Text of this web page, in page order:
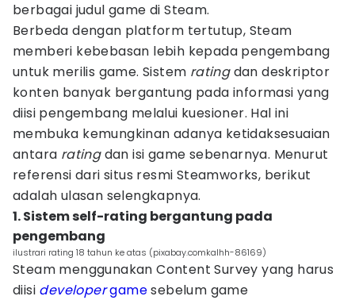
berbagai judul game di Steam.
Berbeda dengan platform tertutup, Steam
memberi kebebasan lebih kepada pengembang
untuk merilis game. Sistem ratingdan deskriptor
konten banyak bergantung pada informasi yang
diisi pengembang melalui kuesioner. Hal ini
membuka kemungkinan adanya ketidaksesuaian
antara ratingdan isi game sebenarnya. Menurut
referensi dari situs resmi Steamworks, berikut
adalah ulasan selengkapnya.
1. Sistem self-rating bergantung pada
pengembang
ilustrari rating 18 tahun ke atas (pixabay.comkalhh-86169)
Steam menggunakan Content Survey yang harus
diisi developergamesebelum game